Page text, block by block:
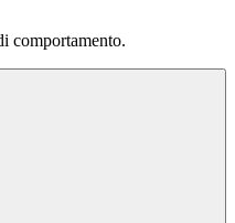
comportamento.